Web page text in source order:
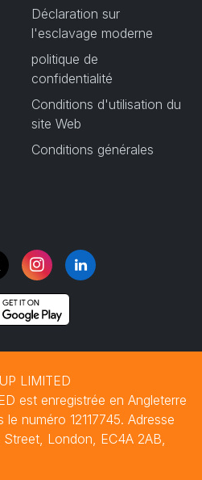
Déclaration sur
l'esclavage moderne
politique de
confidentialité
Conditions d'utilisation du
site Web
Conditions générales
LIMITED
est enregistrée en Angleterre
numéro 12117745. Adresse
Street, London, EC4A 2AB,